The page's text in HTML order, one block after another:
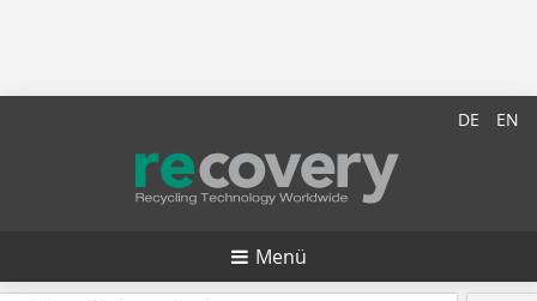
DE EN
Menü